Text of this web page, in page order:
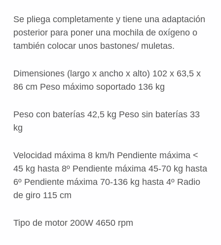
Se pliega completamente y tiene una adaptación
posterior para poner una mochila de oxígeno o
también colocar unos bastones/ muletas.
Dimensiones (largo x ancho x alto) 102 x 63,5 x
86 cm Peso máximo soportado 136 kg
Peso con baterías 42,5 kg Peso sin baterías 33
kg
Velocidad máxima 8 km/h Pendiente máxima <
45 kg hasta 8º Pendiente máxima 45-70 kg hasta
6º Pendiente máxima 70-136 kg hasta 4º Radio
de giro 115 cm
Tipo de motor 200W 4650 rpm